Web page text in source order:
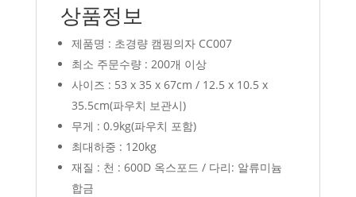
상품정보
제품명 : 초경량 캠핑의자 CC007
최소 주문수량 : 200개 이상
사이즈 : 53 x 35 x 67cm / 12.5 x 10.5 x
35.5cm(파우치 보관시)
무게 : 0.9kg(파우치 포함)
최대하중 : 120kg
재질 : 천 : 600D 옥스포드 / 다리: 알류미늄
합금